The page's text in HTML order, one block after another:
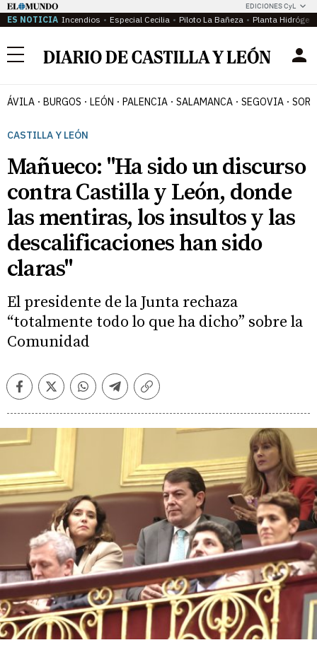
EDICIONES CyL
ES NOTICIA Incendios Especial Cecilia Piloto La Bañeza Planta
Menú
ÁVILA BURGOS LEÓN PALENCIA SALAMANCA SEGOVIA
CASTILLA Y LEÓN
Mañueco: "Ha sido un discurso
contra Castilla y León, donde
las mentiras, los insultos y las
descalificaciones han sido
claras"
El presidente de la Junta rechaza
“totalmente todo lo que ha dicho” sobre la
Comunidad
FacebookTwitterWhatsappTelegramCopiar